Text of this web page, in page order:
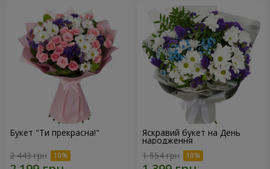
Букет "Ти прекрасна!"
2 443 грн
Яскравий букет на День
народження
1 554 грн